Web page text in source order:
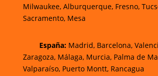
Milwaukee, Alburquerque, Fresno,
Sacramento, Mesa
España:Madrid, Barcelona,
Zaragoza, Málaga, Murcia, Palma de
Valparaíso, Puerto Montt, Rancagua